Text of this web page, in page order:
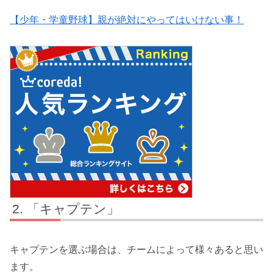
【少年・学童野球】親が絶対にやってはいけない事！
「キャプテン」
キャプテンを選ぶ場合は、チームによって様々あると思い
ます。